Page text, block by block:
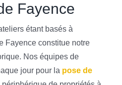
Fayence
étant basés à
Fayence constitue notre
Nos équipes de
jour pour la pose de